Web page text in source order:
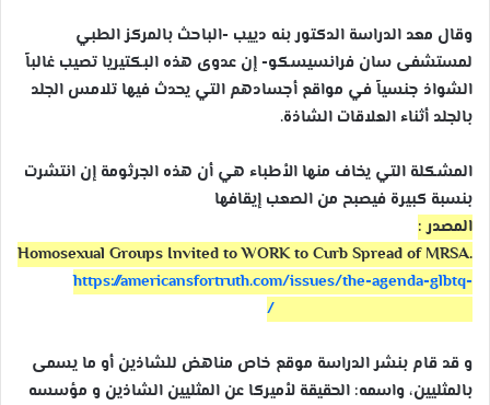
وقال معد الدراسة الدكتور بنه دييب -الباحث بالمركز الطبي
لمستشفى سان فرانسيسكو- إن عدوى هذه البكتيريا تصيب غالباً
الشواذ جنسياً في مواقع أجسادهم التي يحدث فيها تلامس الجلد
بالجلد أثناء العلاقات الشاذة.
المشكلة التي يخاف منها الأطباء هي أن هذه الجرثومة إن انتشرت
بنسبة كبيرة فيصبح من الصعب إيقافها
المصدر :
Homosexual Groups Invited to WORK to Curb Spread of MRSA.
https://americansfortruth.com/issues/the-agenda-glbtq-
و قد قام بنشر الدراسة موقع خاص مناهض للشاذين أو ما يسمى
بالمثليين، واسمه: الحقيقة لأميركا عن المثليين الشاذين و مؤسسه